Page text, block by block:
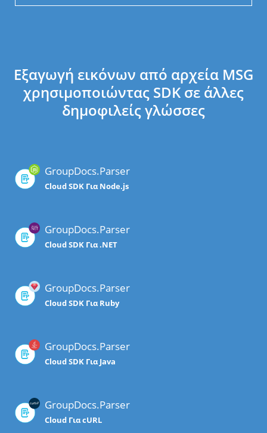
Εξαγωγή εικόνων από αρχεία MSG
χρησιμοποιώντας SDK σε άλλες
δημοφιλείς γλώσσες
GroupDocs.Parser
Cloud SDK Για Node.js
GroupDocs.Parser
Cloud SDK Για .NET
GroupDocs.Parser
Cloud SDK Για Ruby
GroupDocs.Parser
Cloud SDK Για Java
GroupDocs.Parser
Cloud Για cURL